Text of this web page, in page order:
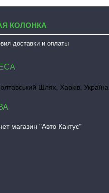
КОЛОНКА
доставки и оплаты
Шлях, Харків, Україна
магазин "Авто Кактус"